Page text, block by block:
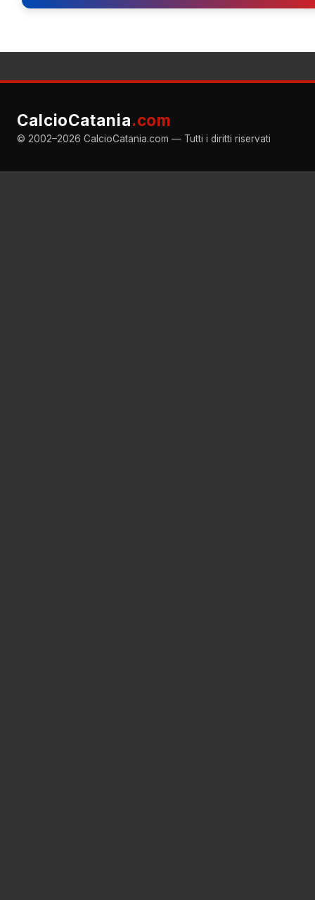
CalcioCatania.com
© 2002–2026 CalcioCatania.com — Tutti i diritti riservati